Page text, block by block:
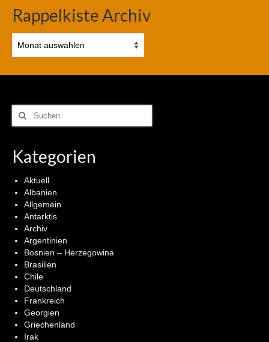
Rappelkiste Archiv
Archiv
Suchen
nach:
Kategorien
Aktuell
Albanien
Allgemein
Antarktis
Archiv
Argentinien
Bosnien – Herzegowina
Brasilien
Chile
Deutschland
Frankreich
Georgien
Griechenland
Irak